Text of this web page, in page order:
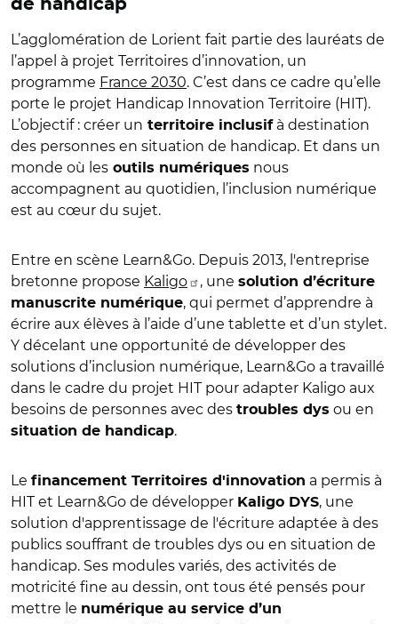
de handicap
L’agglomération de Lorient fait partie des lauréats de
l’appel à projet Territoires d’innovation, un
programme France 2030. C’est dans ce cadre qu’elle
porte le projet Handicap Innovation Territoire (HIT).
L’objectif : créer un territoire inclusifà destination
des personnes en situation de handicap. Et dans un
monde où les outils numériques nous
accompagnent au quotidien, l’inclusion numérique
est au cœur du sujet.
Entre en scène Learn&Go. Depuis 2013, l'entreprise
bretonne propose Kaligo , une solution d’écriture
manuscrite numérique, qui permet d’apprendre à
écrire aux élèves à l’aide d’une tablette et d’un stylet.
Y décelant une opportunité de développer des
solutions d’inclusion numérique, Learn&Go a travaillé
dans le cadre du projet HIT pour adapter Kaligo aux
besoins de personnes avec des troubles dys ou en
situation de handicap.
Le financement Territoires d'innovation a permis à
HIT et Learn&Go de développer Kaligo DYS, une
solution d'apprentissage de l'écriture adaptée à des
publics souffrant de troubles dys ou en situation de
handicap. Ses modules variés, des activités de
motricité fine au dessin, ont tous été pensés pour
mettre le numérique au service d’un